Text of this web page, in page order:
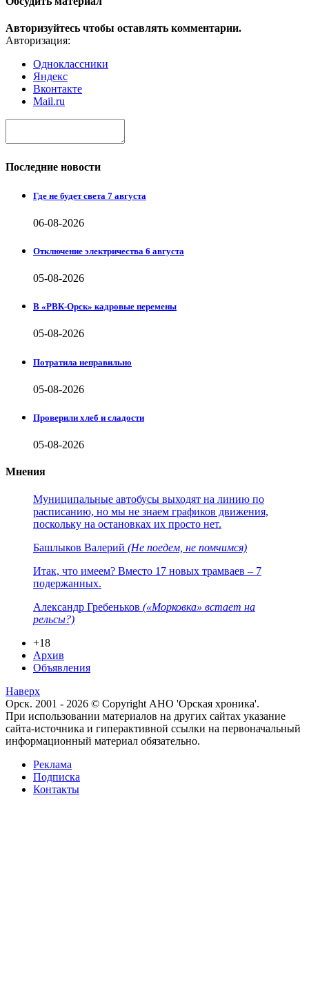
Авторизуйтесь чтобы оставлять комментарии.
Авторизация:
Одноклассники
Яндекс
Вконтакте
Mail.ru
Последние новости
Где не будет света 7 августа
06-08-2026
Отключение электричества 6 августа
05-08-2026
В «РВК-Орск» кадровые перемены
05-08-2026
Потратила неправильно
05-08-2026
Проверили хлеб и сладости
05-08-2026
Мнения
Муниципальные автобусы выходят на линию по
расписанию, но мы не знаем графиков движения,
поскольку на остановках их просто нет.
Башлыков Валерий (Не поедем, не помчимся)
Итак, что имеем? Вместо 17 новых трамваев – 7
подержанных.
Александр Гребеньков («Морковка» встает на
рельсы?)
+18
Архив
Объявления
Наверх
Орск. 2001 - 2026 © Copyright АНО 'Орская хроника'.
При использовании материалов на других сайтах указание
сайта-источника и гиперактивной ссылки на первоначальный
информационный материал обязательно.
Реклама
Подписка
Контакты